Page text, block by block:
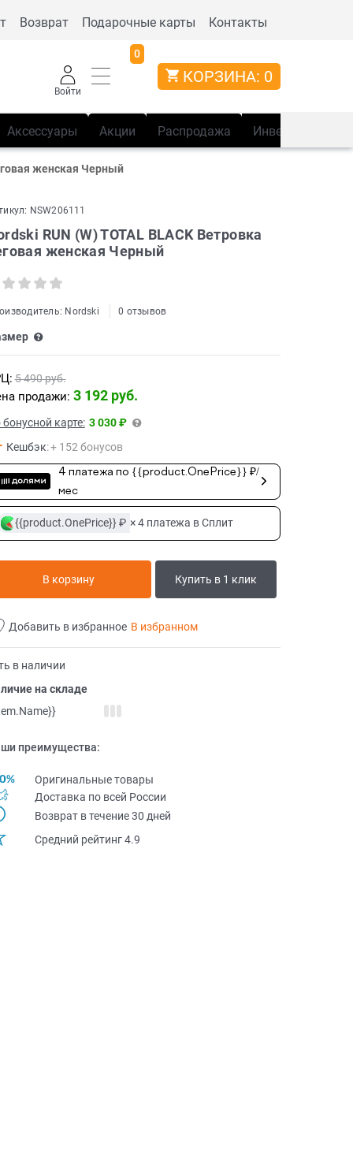
Возврат Подарочные карты Контакты
Войти
0
КОРЗИНА: 0
Аксессуары Акции Распродажа Инвентарь
женская Черный
NSW206111
RUN (W) TOTAL BLACK Ветровка
женская Черный
Nordski 0 отзывов
5 490 руб.
продажи: 3 192 руб.
бонусной карте: 3 030 ₽
Кешбэк:+ 152 бонусов
4 платежа по {{product.OnePrice}} ₽/
мес
{{product.OnePrice}} ₽ × 4 платежа в Сплит
В корзину Купить в 1 клик
Добавить в избранное В избранном
в наличии
на складе
преимущества:
Оригинальные товары
Доставка по всей Pоссии
Возврат в течение 30 дней
Средний рейтинг 4.9